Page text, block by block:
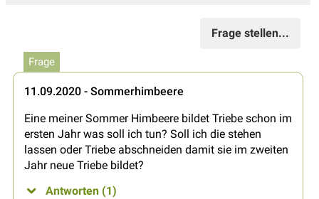
Frage stellen...
Frage
11.09.2020 - Sommerhimbeere
Eine meiner Sommer Himbeere bildet Triebe schon im
ersten Jahr was soll ich tun? Soll ich die stehen
lassen oder Triebe abschneiden damit sie im zweiten
Jahr neue Triebe bildet?
Antworten (1)